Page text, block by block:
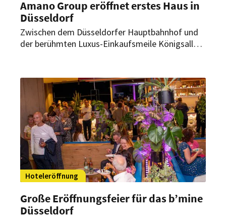
Amano Group eröffnet erstes Haus in
Düsseldorf
Zwischen dem Düsseldorfer Hauptbahnhof und
der berühmten Luxus-Einkaufsmeile Königsallee
im eigenen Interior-Stil eingerichtet wurde.
Hoteleröffnung
Große Eröffnungsfeier für das b’mine
Düsseldorf